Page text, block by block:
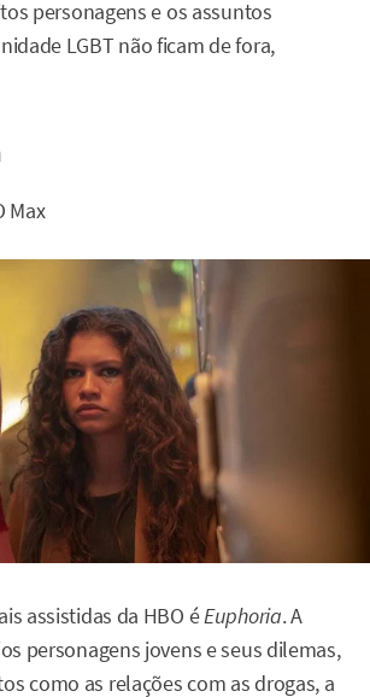
personagens e os assuntos
LGBT não ficam de fora,
Max
assistidas da HBO éEuphoria. A
personagens jovens e seus dilemas,
como as relações com as drogas, a